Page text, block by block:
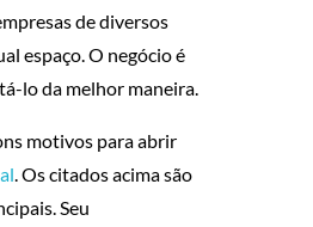
de diversos
espaço. O negócio é
lo da melhor maneira.
motivos para abrir
. Os citados acima são
Seu